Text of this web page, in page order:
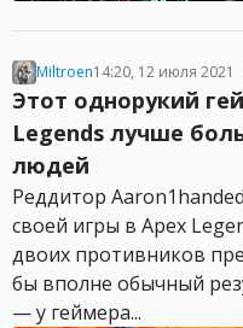
Miltroen14:20, 12 июля 2021
Этот однорукий
Legends лучше
людей
Реддитор
своей игры в Apex
двоих противников
бы вполне обычный
— у геймера...